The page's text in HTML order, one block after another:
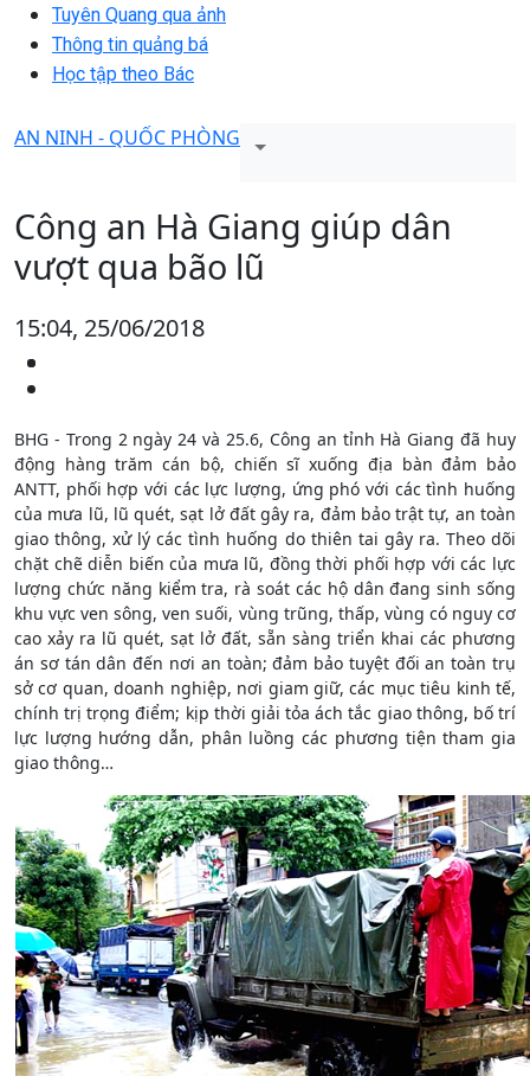
Tuyên Quang qua ảnh
Thông tin quảng bá
Học tập theo Bác
AN NINH - QUỐC PHÒNG
Công an Hà Giang giúp dân
vượt qua bão lũ
15:04, 25/06/2018
BHG - Trong 2 ngày 24 và 25.6, Công an tỉnh Hà Giang đã huy
động hàng trăm cán bộ, chiến sĩ xuống địa bàn đảm bảo
ANTT, phối hợp với các lực lượng, ứng phó với các tình huống
của mưa lũ, lũ quét, sạt lở đất gây ra, đảm bảo trật tự, an toàn
giao thông, xử lý các tình huống do thiên tai gây ra. Theo dõi
chặt chẽ diễn biến của mưa lũ, đồng thời phối hợp với các lực
lượng chức năng kiểm tra, rà soát các hộ dân đang sinh sống
khu vực ven sông, ven suối, vùng trũng, thấp, vùng có nguy cơ
cao xảy ra lũ quét, sạt lở đất, sẵn sàng triển khai các phương
án sơ tán dân đến nơi an toàn; đảm bảo tuyệt đối an toàn trụ
sở cơ quan, doanh nghiệp, nơi giam giữ, các mục tiêu kinh tế,
chính trị trọng điểm; kịp thời giải tỏa ách tắc giao thông, bố trí
lực lượng hướng dẫn, phân luồng các phương tiện tham gia
giao thông…